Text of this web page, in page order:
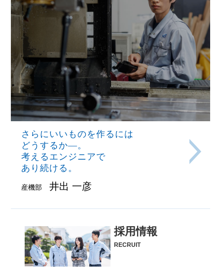
さらにいいものを作るには
どうするか―。
考えるエンジニアで
あり続ける。
産機部 井出 一彦
採用情報
RECRUIT